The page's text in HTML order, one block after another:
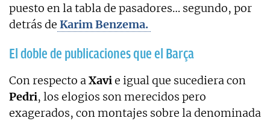
puesto en la tabla de pasadores… segundo, por
detrás de Karim Benzema.
El doble de publicaciones que el Barça
Con respecto aXavie igual que sucediera con
Pedri, los elogios son merecidos pero
exagerados, con montajes sobre la denominada